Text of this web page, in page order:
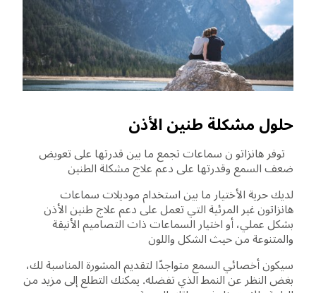
حلول مشكلة طنين الأذن
توفر هانزاتو ن سماعات تجمع ما بين قدرتها على تعويض
ضعف السمع وقدرتها على دعم علاج مشكلة الطنين
لديك حرية الأختيار ما بين استخدام موديلات سماعات
هانزاتون غير المرئية التي تعمل على دعم علاج طنين الأذن
بشكل عملي، أو اختيار السماعات ذات التصاميم الأنيقة
والمتنوعة من حيث الشكل واللون
سيكون أخصائي السمع متواجدًا لتقديم المشورة المناسبة لك،
بغض النظر عن النمط الذي تفضله. يمكنك التطلع إلى مزيد من